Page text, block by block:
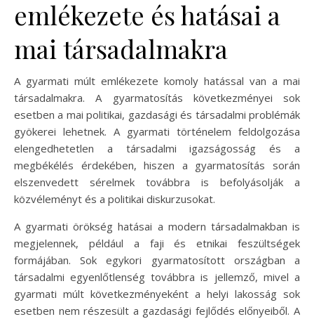
emlékezete és hatásai a
mai társadalmakra
A gyarmati múlt emlékezete komoly hatással van a mai
társadalmakra. A gyarmatosítás következményei sok
esetben a mai politikai, gazdasági és társadalmi problémák
gyökerei lehetnek. A gyarmati történelem feldolgozása
elengedhetetlen a társadalmi igazságosság és a
megbékélés érdekében, hiszen a gyarmatosítás során
elszenvedett sérelmek továbbra is befolyásolják a
közvéleményt és a politikai diskurzusokat.
A gyarmati örökség hatásai a modern társadalmakban is
megjelennek, például a faji és etnikai feszültségek
formájában. Sok egykori gyarmatosított országban a
társadalmi egyenlőtlenség továbbra is jellemző, mivel a
gyarmati múlt következményeként a helyi lakosság sok
esetben nem részesült a gazdasági fejlődés előnyeiből. A